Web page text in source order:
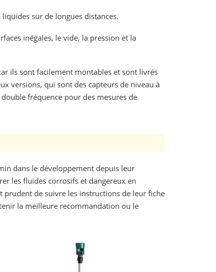
sur de longues distances.
inégales, le vide, la pression et la
ils sont facilement montables et sont livrés
versions, qui sont des capteurs de niveau à
fréquence pour des mesures de
dans le développement depuis leur
les fluides corrosifs et dangereux en
prudent de suivre les instructions de leur fiche
la meilleure recommandation ou le